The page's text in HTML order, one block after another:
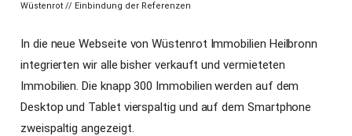
Wüstenrot // Einbindung der Referenzen
In die neue Webseite von Wüstenrot Immobilien Heilbronn
integrierten wir alle bisher verkauft und vermieteten
Immobilien. Die knapp 300 Immobilien werden auf dem
Desktop und Tablet vierspaltig und auf dem Smartphone
zweispaltig angezeigt.